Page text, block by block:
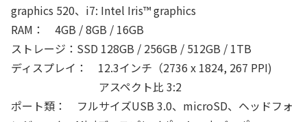
graphics 520、i7: Intel Iris™ graphics
RAM： 4GB / 8GB / 16GB
ストレージ：SSD 128GB / 256GB / 512GB / 1TB
ディスプレイ： 12.3インチ（2736 x 1824, 267 PPI)
アスペクト比 3:2
ポート類： フルサイズUSB 3.0、microSD、ヘッドフォ